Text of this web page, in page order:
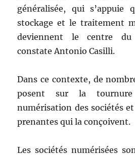
généralisée, qui s’appuie
stockage et le traitement
deviennent le centre du
constate Antonio Casilli.
Dans ce contexte, de
posent sur la
numérisation des sociétés
prenantes qui la conçoivent.
Les sociétés numérisées